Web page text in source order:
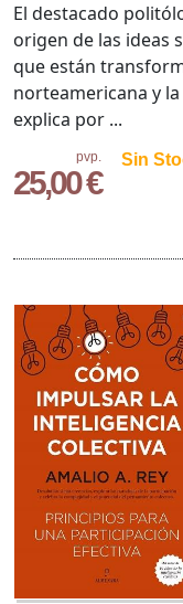
pvp.
25,00 €
Sin
El destacado
origen de las ideas
que están
norteamericana y
explica por ...